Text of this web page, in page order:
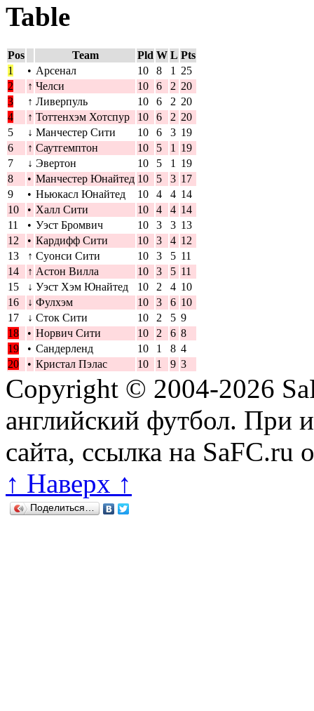
Table
Pos Team Pld W L Pts
1
• Арсенал 10 8 1
25
2
↑ Челси 10 6 2 20
3
↑ Ливерпуль 10 6 2 20
4
↑ Тоттенхэм Хотспур 10 6 2 20
5
↓ Манчестер Сити 10 6 3 19
6
↑ Саутгемптон 10 5 1
19
7
↓ Эвертон 10 5 1
19
8
• Манчестер Юнайтед 10 5 3 17
9
• Ньюкасл Юнайтед 10 4 4 14
10
• Халл Сити 10 4 4 14
11
• Уэст Бромвич 10 3 3 13
12
• Кардифф Сити 10 3 4 12
13
↑ Суонси Сити 10 3 5 11
14
↑ Астон Вилла 10 3 5 11
15
↓ Уэст Хэм Юнайтед 10 2 4 10
16
↓ Фулхэм 10 3 6 10
17
↓ Сток Сити 10 2 5 9
18
• Норвич Сити 10 2 6 8
19
• Сандерленд 10 1 8 4
20
• Кристал Пэлас 10 1 9 3
Copyright © 2004-2026
английский футбол. При
сайта, ссылка на SaFC.ru
↑ Наверх ↑
Поделиться…